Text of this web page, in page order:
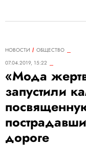
НОВОСТИ
ОБЩЕСТВО
07.04.2019, 15:22
«Мода
запустили
дороге